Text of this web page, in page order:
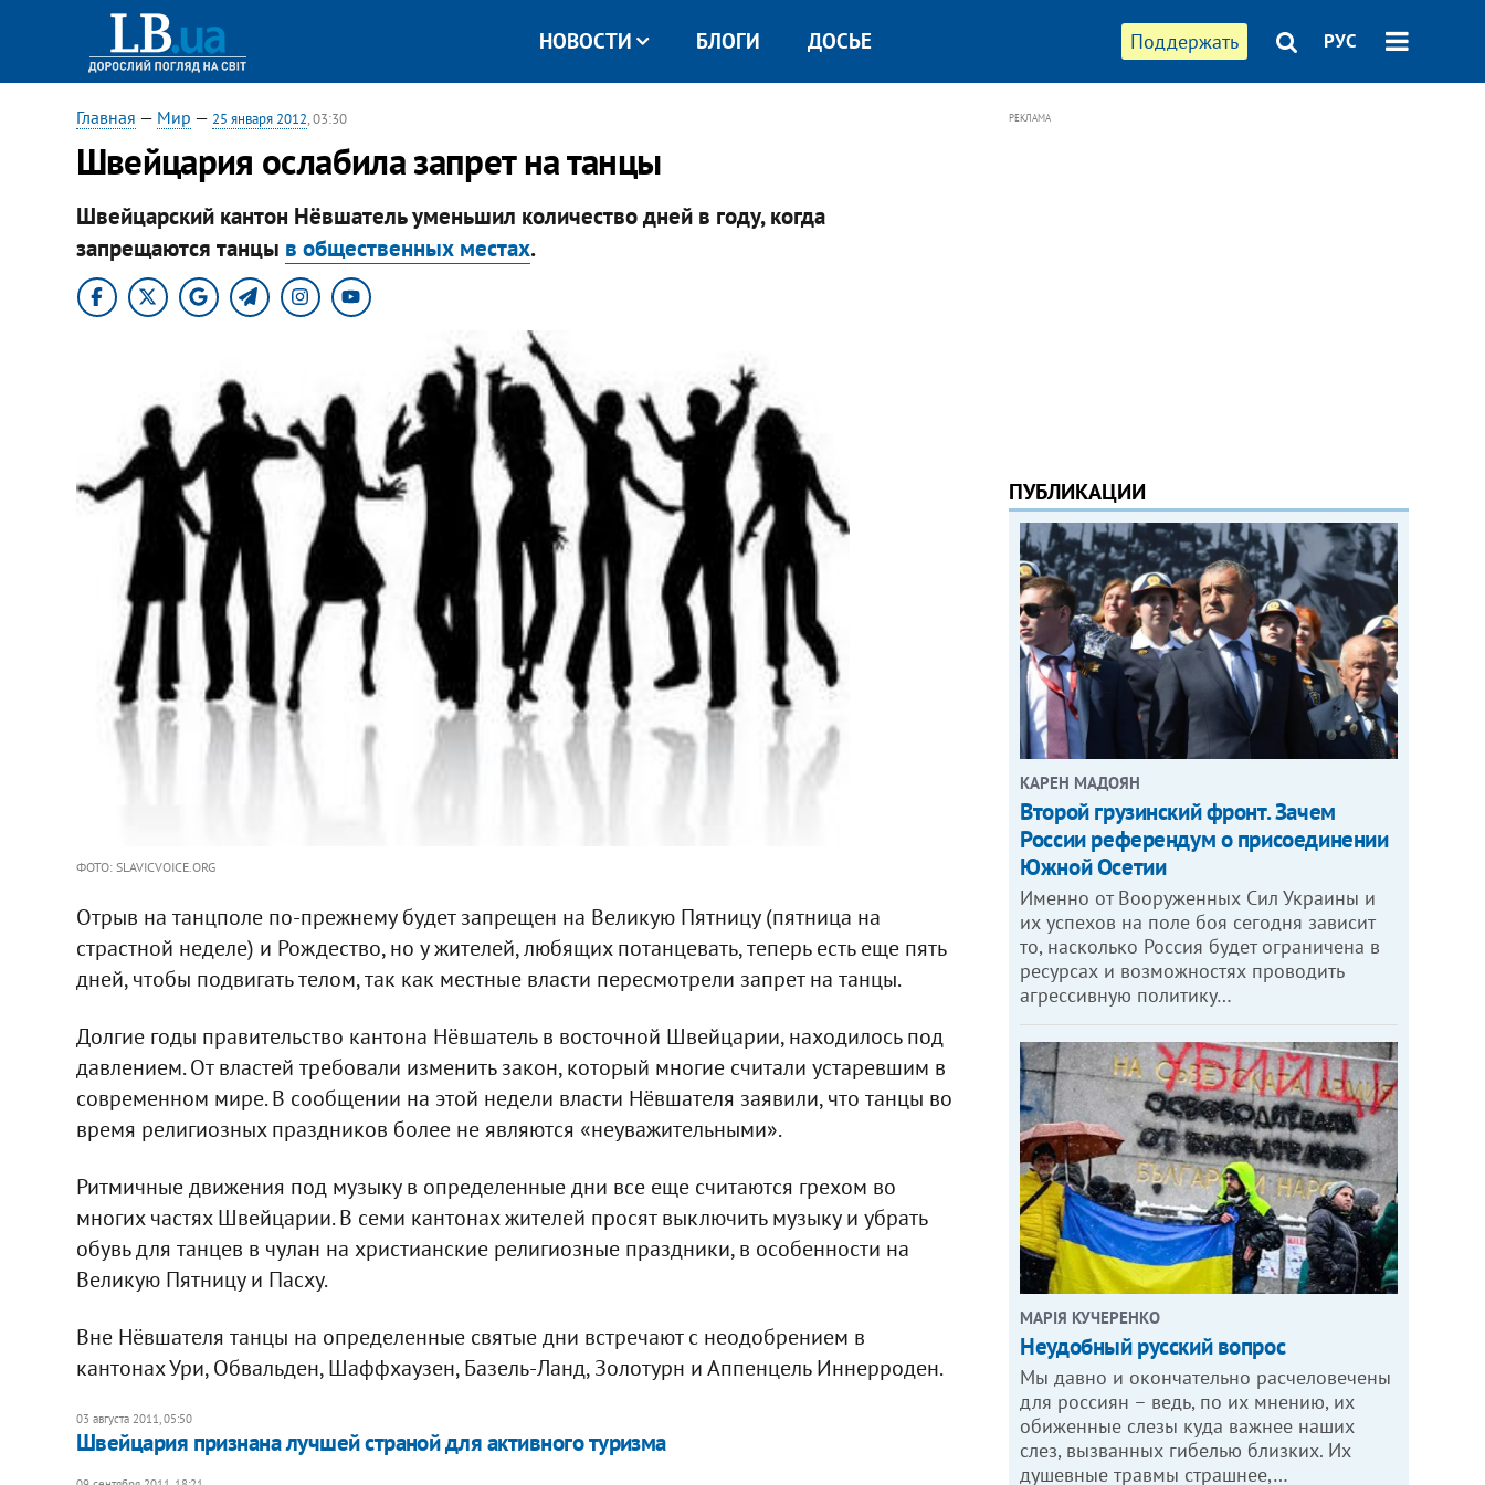
Поддержать РУС
НОВОСТИ БЛОГИ ДОСЬЕ
Главная — Мир — 25 января 2012, 03:30
Швейцария ослабила запрет на танцы
Швейцарский кантон Нёвшатель уменьшил количество дней в году, когда
запрещаются танцы в общественных местах.
ФОТО: SLAVICVOICE.ORG
Отрыв на танцполе по-прежнему будет запрещен на Великую Пятницу (пятница на
страстной неделе) и Рождество, но у жителей, любящих потанцевать, теперь есть еще пять
дней, чтобы подвигать телом, так как местные власти пересмотрели запрет на танцы.
Долгие годы правительство кантона Нёвшатель в восточной Швейцарии, находилось под
давлением. От властей требовали изменить закон, который многие считали устаревшим в
современном мире. В сообщении на этой недели власти Нёвшателя заявили, что танцы во
время религиозных праздников более не являются «неуважительными».
Ритмичные движения под музыку в определенные дни все еще считаются грехом во
многих частях Швейцарии. В семи кантонах жителей просят выключить музыку и убрать
обувь для танцев в чулан на христианские религиозные праздники, в особенности на
Великую Пятницу и Пасху.
Вне Нёвшателя танцы на определенные святые дни встречают с неодобрением в
кантонах Ури, Обвальден, Шаффхаузен, Базель-Ланд, Золотурн и Аппенцель Иннерроден.
03 августа 2011, 05:50
Швейцария признана лучшей страной для активного туризма
РЕКЛАМА
ПУБЛИКАЦИИ
КАРЕН МАДОЯН
Второй грузинский фронт. Зачем
России референдум о присоединении
Южной Осетии
Именно от Вооруженных Сил Украины и
их успехов на поле боя сегодня зависит
то, насколько Россия будет ограничена в
ресурсах и возможностях проводить
агрессивную политику…
МАРІЯ КУЧЕРЕНКО
​Неудобный русский вопрос
Мы давно и окончательно расчеловечены
для россиян – ведь, по их мнению, их
обиженные слезы куда важнее наших
слез, вызванных гибелью близких. Их
душевные травмы страшнее,…